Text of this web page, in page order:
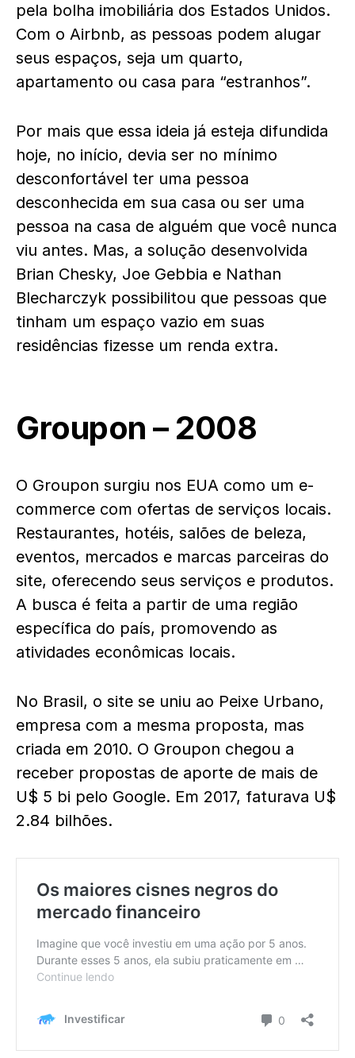
pela bolha imobiliária dos Estados Unidos.
Com o Airbnb, as pessoas podem alugar
seus espaços, seja um quarto,
apartamento ou casa para “estranhos”.
Por mais que essa ideia já esteja difundida
hoje, no início, devia ser no mínimo
desconfortável ter uma pessoa
desconhecida em sua casa ou ser uma
pessoa na casa de alguém que você nunca
viu antes. Mas, a solução desenvolvida
Brian Chesky, Joe Gebbia e Nathan
Blecharczyk possibilitou que pessoas que
tinham um espaço vazio em suas
residências fizesse um renda extra.
Groupon – 2008
O Groupon surgiu nos EUA como um e-
commerce com ofertas de serviços locais.
Restaurantes, hotéis, salões de beleza,
eventos, mercados e marcas parceiras do
site, oferecendo seus serviços e produtos.
A busca é feita a partir de uma região
específica do país, promovendo as
atividades econômicas locais.
No Brasil, o site se uniu ao Peixe Urbano,
empresa com a mesma proposta, mas
criada em 2010. O Groupon chegou a
receber propostas de aporte de mais de
U$ 5 bi pelo Google. Em 2017, faturava U$
2.84 bilhões.